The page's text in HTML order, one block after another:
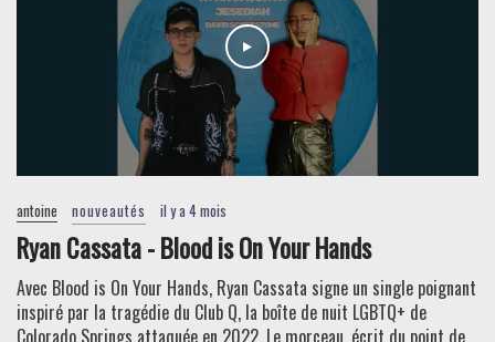
antoine nouveautés il y a 4 mois
Ryan Cassata - Blood is On Your Hands
Avec Blood is On Your Hands, Ryan Cassata signe un single poignant
inspiré par la tragédie du Club Q, la boîte de nuit LGBTQ+ de
Colorado Springs attaquée en 2022. Le morceau, écrit du point de